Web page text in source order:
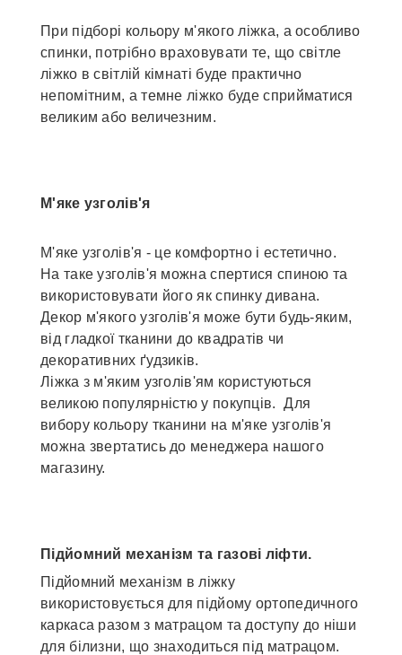
При підборі кольору м'якого ліжка, а особливо
спинки, потрібно враховувати те, що світле
ліжко в світлій кімнаті буде практично
непомітним, а темне ліжко буде сприйматися
великим або величезним.
М'яке узголів'я
М'яке узголів'я - це комфортно і естетично.
На таке узголів'я можна спертися спиною та
використовувати його як спинку дивана.
Декор м'якого узголів'я може бути будь-яким,
від гладкої тканини до квадратів чи
декоративних ґудзиків.
Ліжка з м'яким узголів'ям користуються
великою популярністю у покупців. Для
вибору кольору тканини на м'яке узголів'я
можна звертатись до менеджера нашого
магазину.
Підйомний механізм та газові ліфти.
Підйомний механізм в ліжку
використовується для підйому ортопедичного
каркаса разом з матрацом та доступу до ніши
для білизни, що знаходиться під матрацом.